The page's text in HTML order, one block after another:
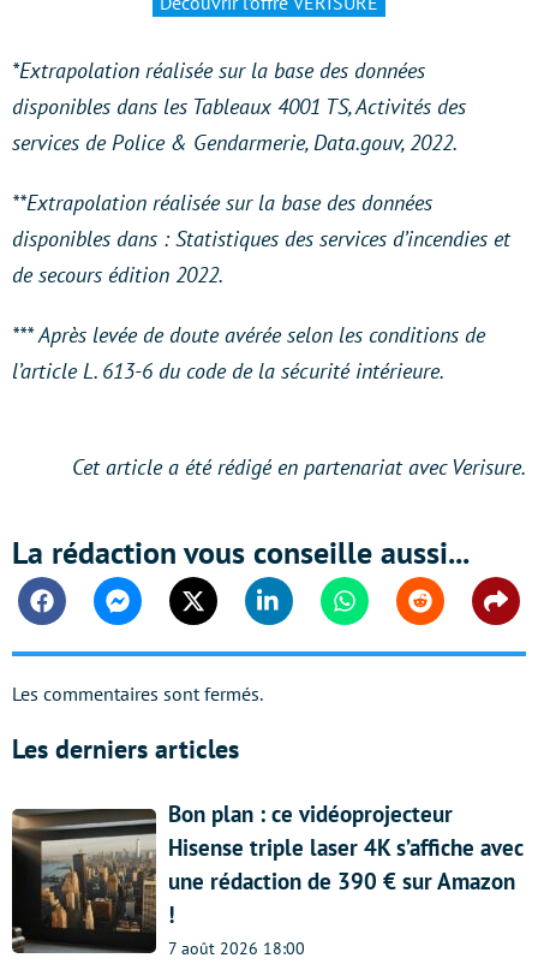
*Extrapolation réalisée sur la base des données
disponibles dans les Tableaux 4001 TS, Activités des
services de Police & Gendarmerie, Data.gouv, 2022.
**Extrapolation réalisée sur la base des données
disponibles dans : Statistiques des services d’incendies et
de secours édition 2022.
*** Après levée de doute avérée selon les conditions de
l’article L. 613-6 du code de la sécurité intérieure.
Cet article a été rédigé en partenariat avec Verisure.
La rédaction vous conseille aussi...
FacebookMessengerTwitter Linkedin WhatsappReddit
Les commentaires sont fermés.
Les derniers articles
Bon plan : ce vidéoprojecteur
Hisense triple laser 4K s’affiche avec
une rédaction de 390 € sur Amazon
!
7 août 2026 18:00